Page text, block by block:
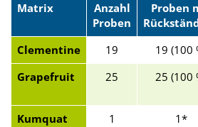
Matrix
Anzahl
Proben
Proben
Clementine
19 19 (100
Grapefruit
25 25 (100
Kumquat 1 1*